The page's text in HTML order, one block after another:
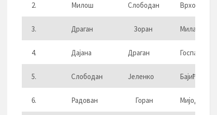
2. Милош Слободан Врховац
3. Драган Зоран
4. Дајана Драган Госпанић
5. Слободан Јеленко Бајић
6. Радован Горан Мијоданић